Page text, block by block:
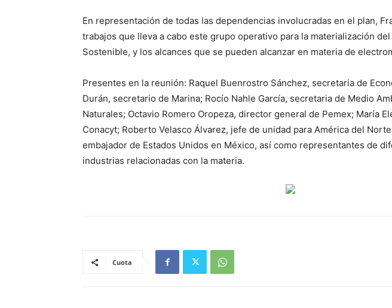
En representación de todas las dependencias involucradas en el plan,
trabajos que lleva a cabo este grupo operativo para la materialización
Sostenible, y los alcances que se pueden alcanzar en materia de
Presentes en la reunión: Raquel Buenrostro Sánchez, secretaria de
Durán, secretario de Marina; Rocío Nahle García, secretaria de Medio
Naturales; Octavio Romero Oropeza, director general de Pemex; María
Conacyt; Roberto Velasco Álvarez, jefe de unidad para América del
embajador de Estados Unidos en México, así como representantes de
industrias relacionadas con la materia.
Cuota